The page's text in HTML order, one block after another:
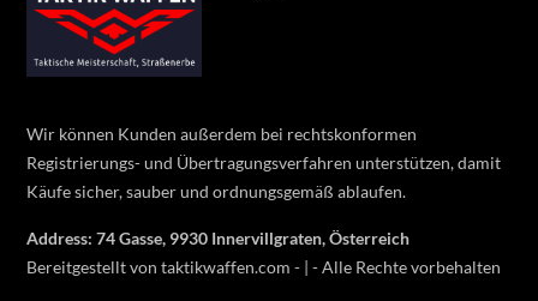
Wir können Kunden außerdem bei rechtskonformen
Registrierungs- und Übertragungsverfahren unterstützen, damit
Käufe sicher, sauber und ordnungsgemäß ablaufen.
Address: 74 Gasse, 9930 Innervillgraten, Österreich
Bereitgestellt von taktikwaffen.com - | - Alle Rechte vorbehalten